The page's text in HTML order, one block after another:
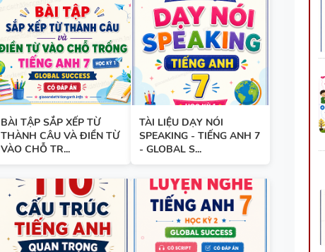
MINDMAP SPEAKING - TIẾNG ANH
6 - HỌC KỲ 1 - GLOBAL SUCCESS
TỔNG HỢP WORD FORM THEO
TỪNG UNIT VÀ CÁC CHUYÊN ĐỀ
NGỮ PHÁP - TIẾNG ANH 9 - GLOBAL
SUCCESS - ÔN VÀO 10
BÀI TẬP SẮP XẾP TỪ THÀNH CÂU
BÀI TẬP SẮP XẾP TỪ
THÀNH CÂU VÀ ĐIỀN TỪ
VÀO CHỖ TR...
TÀI LIỆU DẠY NÓI
SPEAKING - TIẾNG ANH 7
- GLOBAL S...